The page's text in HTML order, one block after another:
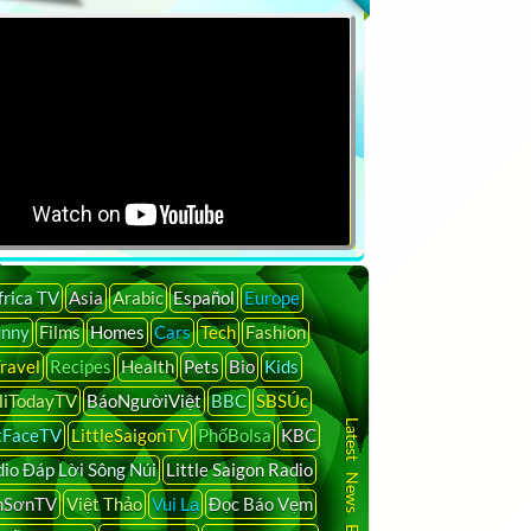
TV Asia Arabic Español Europe
Films Homes Cars Tech Fashion
Recipes Health Pets Bio Kids
BáoNgườiViệt BBC SBSÚc
LittleSaigonTV PhốBolsa KBC
Đáp Lời Sông Núi Little Saigon Radio
Việt Thảo Vui Lạ Đọc Báo Vẹm